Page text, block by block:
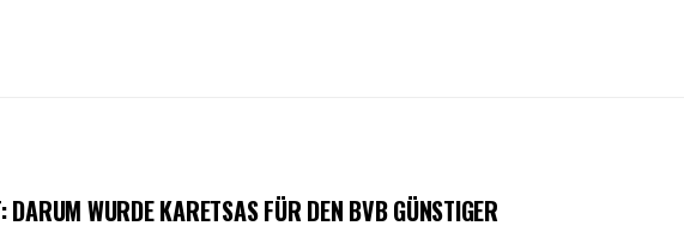
DARUM WURDE KARETSAS FÜR DEN BVB GÜNSTIGER